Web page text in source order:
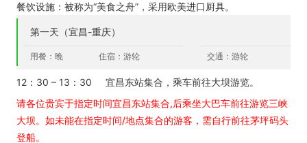
餐饮设施：被称为“美食之舟”，采用欧美进口厨具。
第一天（宜昌-重庆）
用餐：晚 住宿：游轮 交通：游轮
12：30 – 13：30 宜昌东站集合，乘车前往大坝游览。
请各位贵宾于指定时间宜昌东站集合,后乘坐大巴车前往游览三峡
大坝。如未能在指定时间/地点集合的游客，需自行前往茅坪码头
登船。